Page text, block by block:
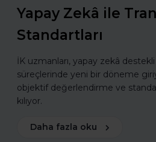
Yapay Zekâ ile
Standartları
İK uzmanları, yapay zekâ
süreçlerinde yeni bir döneme
objektif değerlendirme ve
kılıyor.
Daha fazla oku